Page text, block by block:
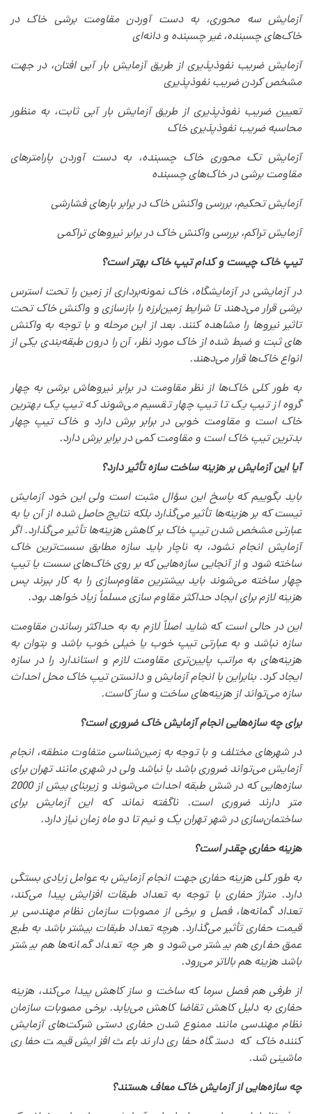
آزمایش سه محوری، به دست آوردن مقاومت برشی خاک در
خاک‌های چسبنده، غیر چسبنده و دانه‌ای
آزمایش ضریب نفوذپذیری از طریق آزمایش بار آبی افتان، در جهت
مشخص کردن ضریب نفوذپذیری
تعیین ضریب نفوذپذیری از طریق آزمایش بار آبی ثابت، به منظور
محاسبه ضریب نفوذپذیری خاک
آزمایش تک محوری خاک چسبنده، به دست آوردن پارامترهای
مقاومت برشی در خاک‌های چسبنده
آزمایش تحکیم، بررسی واکنش خاک در برابر بارهای فشارشی
آزمایش تراکم، بررسی واکنش خاک در برابر نیروهای تراکمی
تیپ خاک چیست و کدام تیپ خاک بهتر است؟
در آزمایشی در آزمایشگاه، خاک نمونه‌برداری از زمین را تحت استرس
برشی قرار‌ می‌دهند تا شرایط زمین‌لرزه را بازسازی و واکنش خاک تحت
تاثیر نیروها را مشاهده کنند. بعد از این مرحله و با توجه به واکنش
های ثبت و ضبط شده از خاک مورد نظر، آن را درون طبقه‌بندی یکی از
انواع خاک‌ها قرار‌ می‌دهند.
به طور کلی خاک‌ها از نظر مقاومت در برابر نیروهاش برشی به چهار
گروه از تیپ یک تا تیپ چهار تقسیم‌ می‌شوند که تیپ یک بهترین
خاک است و مقاومت خوبی در برابر برش دارد و خاک تیپ چهار
بدترین تیپ خاک است و مقاومت کمی در برابر برش دارد.
آیا این آزمایش بر هزینه ساخت سازه تأثیر دارد؟
باید بگوییم که پاسخ این سؤال مثبت است ولی این خود آزمایش
نیست که بر هزینه‌ها تأثیر‌ می‌گذارد بلکه نتایج حاصل شده از آن یا به
عبارتی مشخص شدن تیپ خاک بر کاهش هزینه‌ها تأثیر‌ می‌گذارد. اگر
آزمایش انجام نشود، به ناچار باید سازه مطابق سست‌ترین خاک
ساخته شود و از آنجایی سازه‌هایی که بر روی خاک‌های سست یا تیپ
چهار ساخته‌ می‌شوند باید بیشترین مقاوم‌سازی را به کار ببرند پس
هزینه لازم برای ایجاد حداکثر مقاوم سازی مسلماً زیاد خواهد بود.
این در حالی است که شاید اصلاً لازم به به حداکثر رساندن مقاومت
سازه نباشد و به عبارتی تیپ خوب یا خیلی خوب باشد و بتوان به
هزینه‌های به مراتب پایین‌تری مقاومت لازم و استاندارد را در سازه
ایجاد کرد. بنابراین با انجام آزمایش و دانستن تیپ خاک محل احداث
سازه‌ می‌تواند از هزینه‌های ساخت و ساز کاست.
برای چه سازه‌هایی انجام آزمایش خاک ضروری است؟
در شهر‌های مختلف و با توجه به زمین‌شناسی متفاوت منطقه، انجام
آزمایش می‌تواند ضروری باشد یا نباشد ولی در شهری مانند تهران برای
سازه‌هایی که در شش طبقه احداث‌ می‌شوند و زیربنای بیش از 2000
متر دارند ضروری است. ناگفته نماند که این آزمایش برای
ساختمان‌سازی در شهر تهران یک و نیم تا دو ماه زمان نیاز دارد.
هزینه حفاری چقدر است؟
به طور کلی هزینه حفاری جهت انجام آزمایش به عوامل زیادی بستگی
دارد. متراژ حفاری با توجه به تعداد طبقات افزایش پیدا‌ می‌کند،
تعداد گمانه‌ها، فصل و برخی از مصوبات سازمان نظام مهندسی بر
قیمت حفاری تأثیر‌ می‌گذارد. هرچه تعداد طبقات بیشتر باشد به طبع
عمق حفاری هم بیشتر‌ می‌شود و هر چه تعداد گمانه‌ها هم بیشتر
باشد هزینه هم بالاتر‌ می‌رود.
از طرفی هم فصل سرما که ساخت و ساز کاهش پیدا‌ می‌کند، هزینه
حفاری به دلیل کاهش تقاضا کاهش‌ می‌یابد. برخی مصوبات سازمان
نظام مهندسی مانند ممنوع شدن حفاری دستی شرکت‌های آزمایش
کننده خاک که دستگاه حفاری دارند باعث افزایش قیمت حفاری
ماشینی شد.
چه سازه‌هایی از آزمایش خاک معاف هستند؟